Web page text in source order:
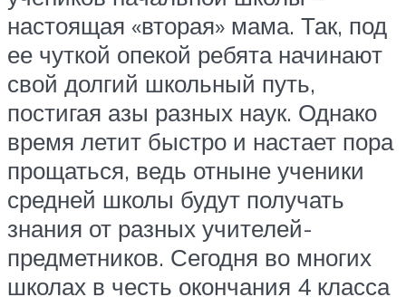
настоящая «вторая» мама. Так, под
ее чуткой опекой ребята начинают
свой долгий школьный путь,
постигая азы разных наук. Однако
время летит быстро и настает пора
прощаться, ведь отныне ученики
средней школы будут получать
знания от разных учителей-
предметников. Сегодня во многих
школах в честь окончания 4 класса